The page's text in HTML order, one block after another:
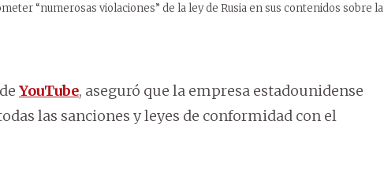
“numerosas violaciones” de la ley de Rusia en sus contenidos sobre la
YouTube, aseguró que la empresa estadounidense
las sanciones y leyes de conformidad con el